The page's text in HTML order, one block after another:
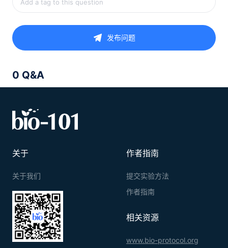
发布问题
0 Q&A
关于
关于我们
作者指南
提交实验方法
作者指南
相关资源
www.bio-protocol.org